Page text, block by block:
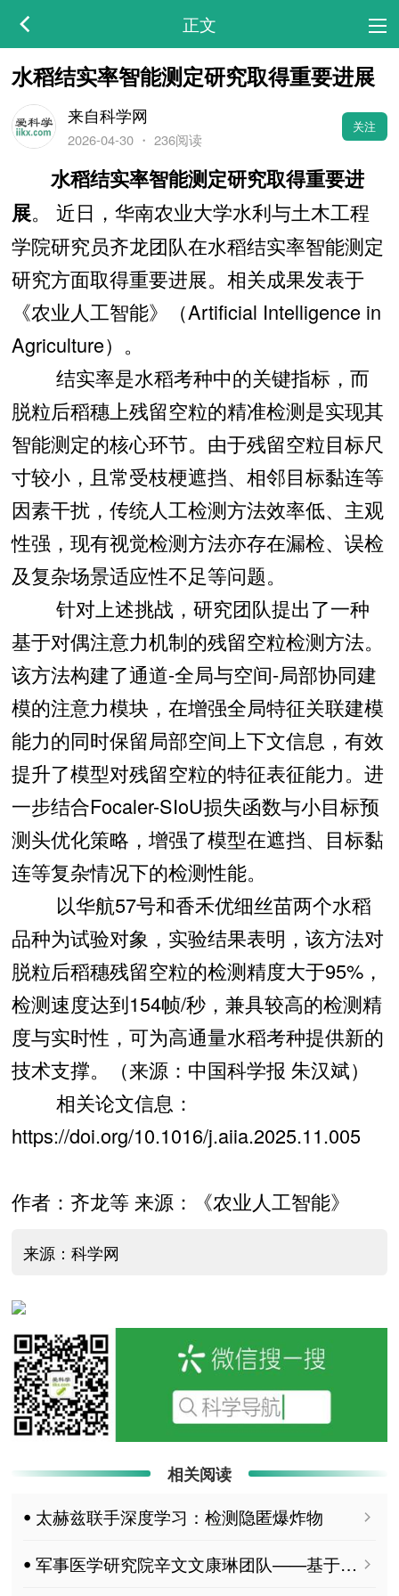
正文
水稻结实率智能测定研究取得重要进展
来自科学网
2026-04-30・ 236阅读
关注
水稻结实率智能测定研究取得重要进
展。 近日，华南农业大学水利与土木工程
学院研究员齐龙团队在水稻结实率智能测定
研究方面取得重要进展。相关成果发表于
《农业人工智能》（Artificial Intelligence in
Agriculture）。
结实率是水稻考种中的关键指标，而
脱粒后稻穗上残留空粒的精准检测是实现其
智能测定的核心环节。由于残留空粒目标尺
寸较小，且常受枝梗遮挡、相邻目标黏连等
因素干扰，传统人工检测方法效率低、主观
性强，现有视觉检测方法亦存在漏检、误检
及复杂场景适应性不足等问题。
针对上述挑战，研究团队提出了一种
基于对偶注意力机制的残留空粒检测方法。
该方法构建了通道-全局与空间-局部协同建
模的注意力模块，在增强全局特征关联建模
能力的同时保留局部空间上下文信息，有效
提升了模型对残留空粒的特征表征能力。进
一步结合Focaler-SIoU损失函数与小目标预
测头优化策略，增强了模型在遮挡、目标黏
连等复杂情况下的检测性能。
以华航57号和香禾优细丝苗两个水稻
品种为试验对象，实验结果表明，该方法对
脱粒后稻穗残留空粒的检测精度大于95%，
检测速度达到154帧/秒，兼具较高的检测精
度与实时性，可为高通量水稻考种提供新的
技术支撑。（来源：中国科学报 朱汉斌）
相关论文信息：
https://doi.org/10.1016/j.aiia.2025.11.005
作者：齐龙等 来源：《农业人工智能》
来源：科学网
相关阅读
ꔷ 太赫兹联手深度学习：检测隐匿爆炸物
ꔷ 军事医学研究院辛文文康琳团队——基于脱嘌呤活性的蓖麻毒素与相思子毒素检测方法的建立及比较研究 MDPI Toxins